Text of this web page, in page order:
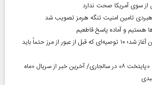
از سوی آمریکا صحت ندارد
تامین امنیت تنگه هرمز تصویب شد
هستیم و آماده پاسخ قاطعیم
بازگشت زائران اربعین آغاز شد؛ ۱۰ توصیه‌ای که قبل از عبور از مرز حتماً باید
آغاز نگارش فیلمنامه «پایتخت ۸» در سالجاری/ آخرین خبر از سریال «ماه